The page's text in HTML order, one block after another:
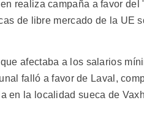
realiza campaña a favor del
de libre mercado de la UE
afectaba a los salarios
falló a favor de Laval,
en la localidad sueca de